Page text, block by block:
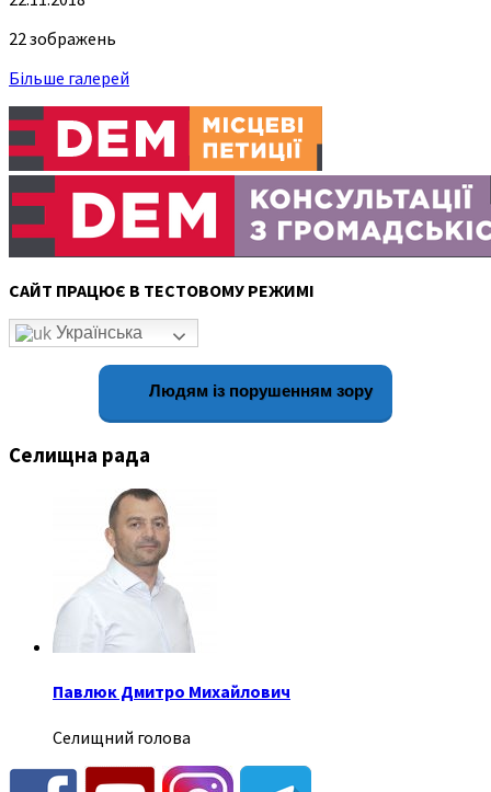
22 зображень
Більше галерей
САЙТ ПРАЦЮЄ В ТЕСТОВОМУ РЕЖИМІ
Українська
Людям із порушенням зору
Селищна рада
Павлюк Дмитро Михайлович
Селищний голова